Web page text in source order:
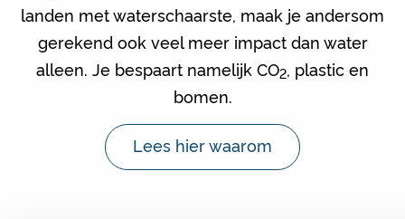
landen met waterschaarste, maak je andersom
gerekend ook veel meer impact dan water
alleen. Je bespaart namelijk CO2 , plastic en
bomen.
Lees hier waarom